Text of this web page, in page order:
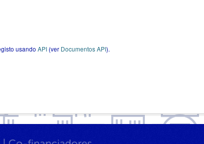
usando API(ver Documentos API).